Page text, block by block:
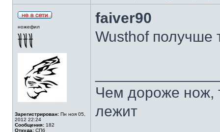
ножефил
Зарегистрирован: Пн ноя 05,
2012 22:24
Сообщения: 182
Откуда: СПб
faiver90
Wusthof получше
Чем дороже нож,
лежит